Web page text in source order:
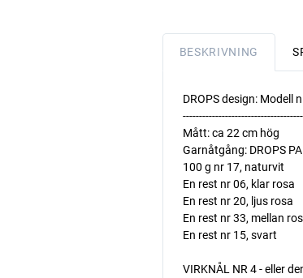
BESKRIVNING
DROPS design: Modell
Mått: ca 22 cm hög
Garnåtgång: DROPS
100 g nr 17, naturvit
En rest nr 06, klar rosa
En rest nr 20, ljus rosa
En rest nr 33, mellan
En rest nr 15, svart
VIRKNÅL NR 4 - eller